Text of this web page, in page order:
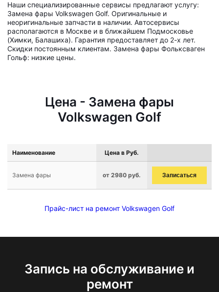
Наши специализированные сервисы предлагают услугу:
Замена фары Volkswagen Golf. Оригинальные и
неоригинальные запчасти в наличии. Автосервисы
располагаются в Москве и в ближайшем Подмосковье
(Химки, Балашиха). Гарантия предоставляет до 2-х лет.
Скидки постоянным клиентам. Замена фары Фольксваген
Гольф: низкие цены.
Цена - Замена фары
Volkswagen Golf
Наименование Цена в Руб.
Замена фары от 2980 руб. Записаться
Прайс-лист на ремонт Volkswagen Golf
Запись на обслуживание и
ремонт